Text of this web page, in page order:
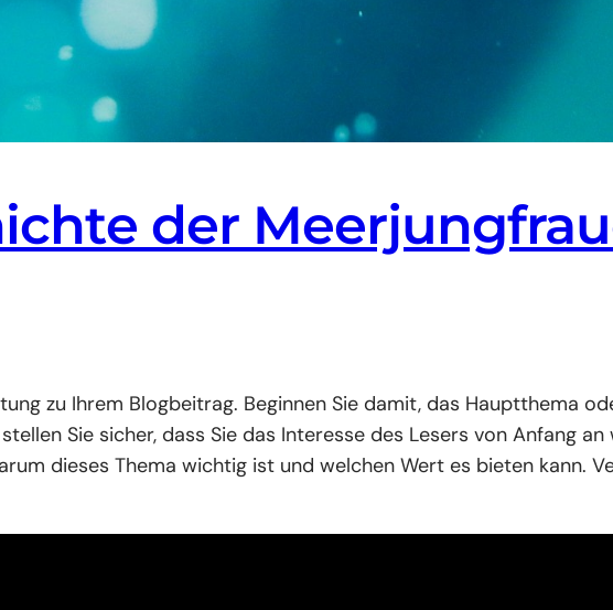
der
zu Ihrem Blogbeitrag. Beginnen Sie damit, das Hauptthema
Sie sicher, dass Sie das Interesse des Lesers von Anfang an
dieses Thema wichtig ist und welchen Wert es bieten kann.